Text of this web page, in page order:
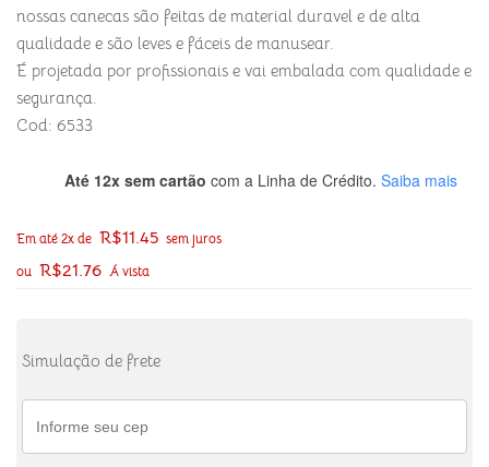
nossas canecas são feitas de material duravel e de alta
qualidade e são leves e fáceis de manusear.
É projetada por profissionais e vai embalada com qualidade e
segurança.
Cod: 6533
Até 12x sem cartão com a Linha de Crédito. Saiba mais
Em até 2x de R$11.45 sem juros
ou R$21.76 Á vista
Simulação de frete